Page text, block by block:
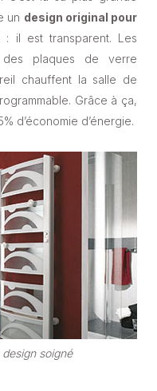
un design original pour
: il est transparent. Les
plaques de verre
chauffent la salle de
Grâce à ça,
d’économie d’énergie.
soigné